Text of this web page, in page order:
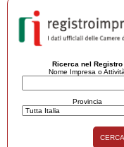
Ricerca nel Registro
Nome Impresa o Attività
Provincia
CERCA